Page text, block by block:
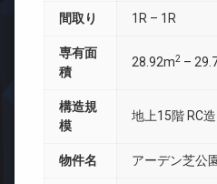
間取り 1R – 1R
専有面
積
28.92m2 –
構造規
模
地上15階 RC造
物件名 アーデン芝公